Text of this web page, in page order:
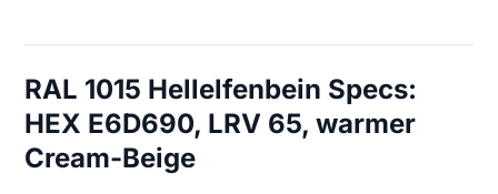
RAL 1015 Hellelfenbein Specs:
HEX E6D690, LRV 65, warmer
Cream-Beige